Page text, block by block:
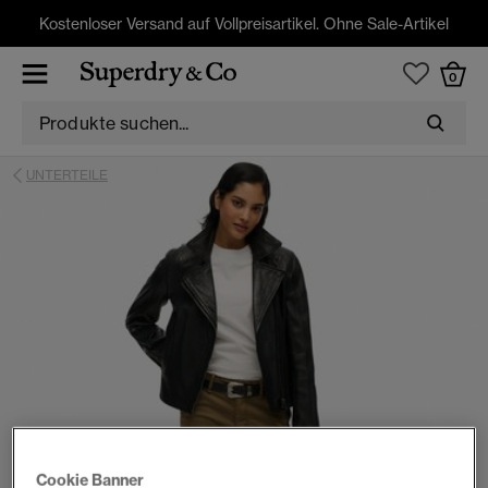
Kostenloser Versand auf Vollpreisartikel. Ohne Sale-Artikel
0
UNTERTEILE
Cookie Banner